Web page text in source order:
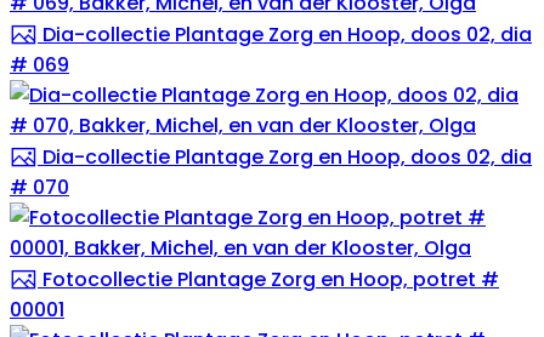
Dia-collectie Plantage Zorg en Hoop, doos 02, dia
# 069
Dia-collectie Plantage Zorg en Hoop, doos 02, dia
# 070
Fotocollectie Plantage Zorg en Hoop, potret #
00001